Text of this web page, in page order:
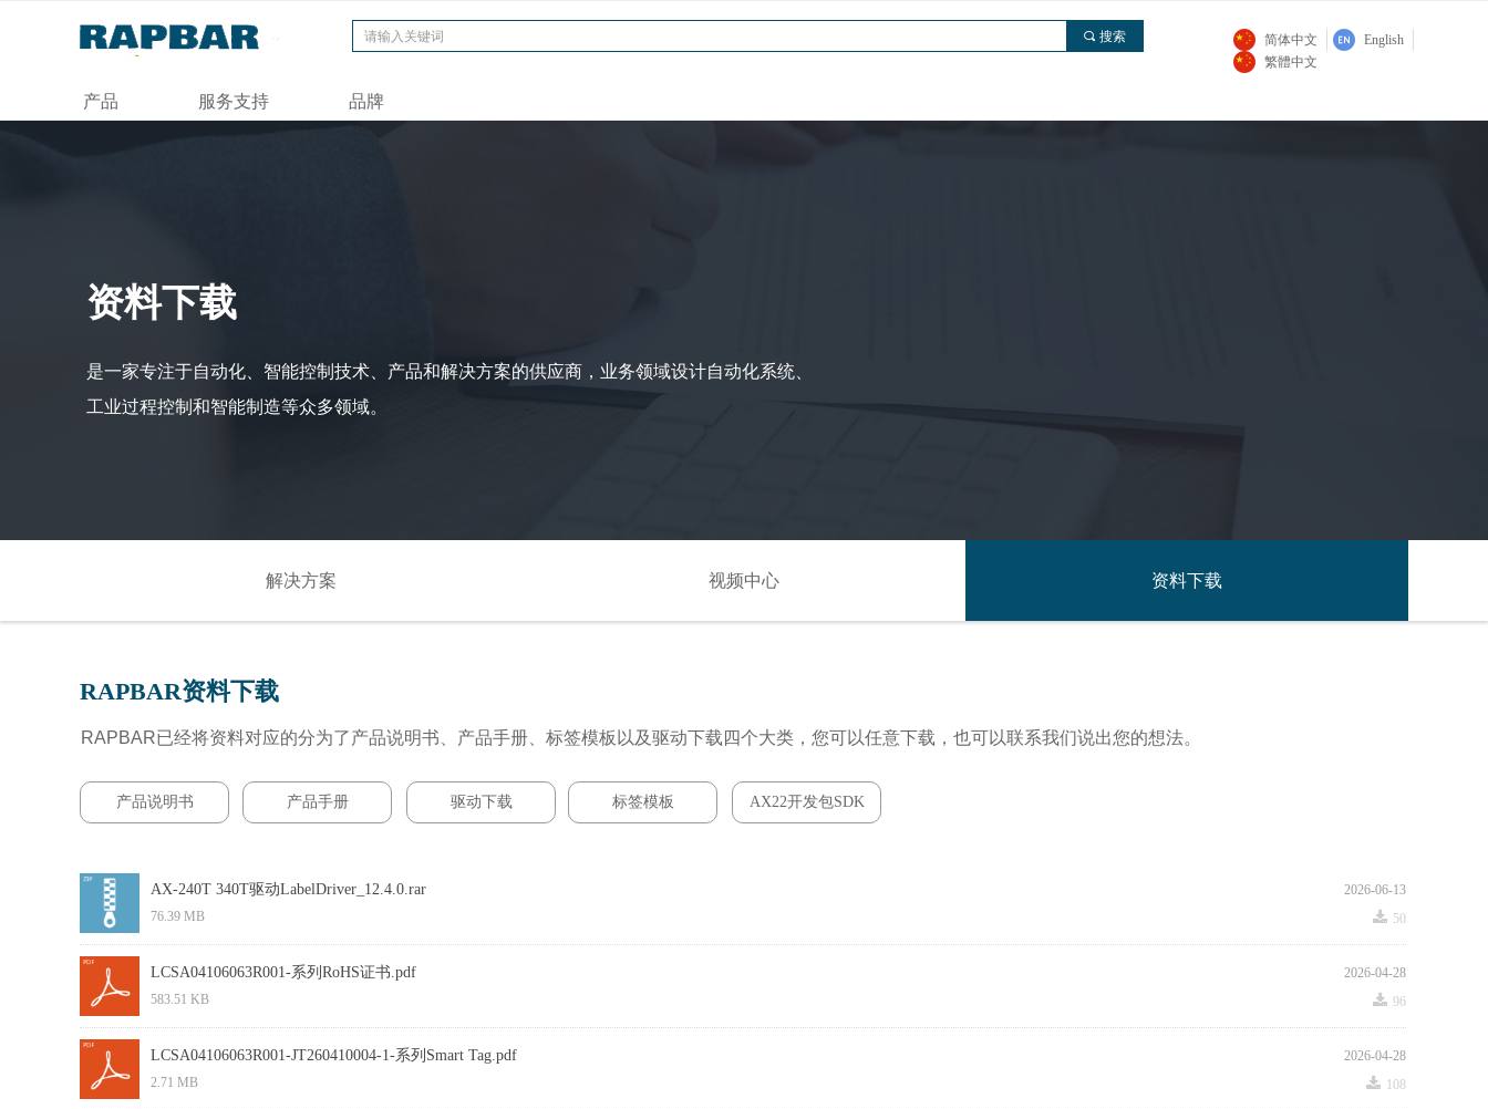
끠 搜索 简体中文
English
繁體中文
产品 服务支持 品牌
资料下载
是一家专注于自动化、智能控制技术、产品和解决方案的供应商，业务领域设计自动化系统、
工业过程控制和智能制造等众多领域。
RAPBAR资料下载
RAPBAR已经将资料对应的分为了产品说明书、产品手册、标签模板以及驱动下载四个大类，您可以任意下载，也可以联系我们说出您的想法。
产品说明书 产品手册 驱动下载
2026-06-13
AX-240T 340T驱动LabelDriver_12.4.0.rar
끂 50
76.39 MB
2026-04-28
LCSA04106063R001-系列RoHS证书.pdf
끂 96
583.51 KB
2026-04-28
LCSA04106063R001-JT260410004-1-系列Smart Tag.pdf
끂 108
2.71 MB
解决方案 视频中心 资料下载
标签模板 AX22开发包SDK